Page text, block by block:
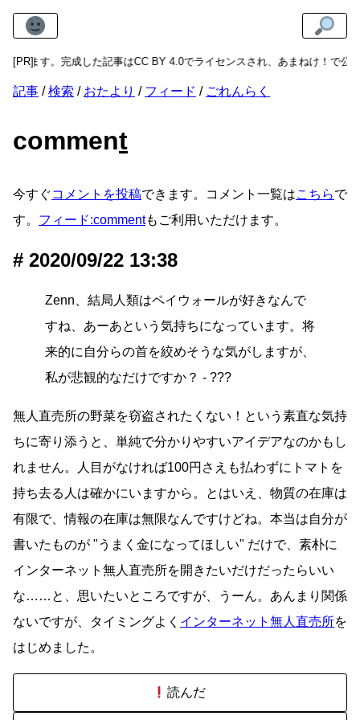
[PR]
できます。完成した記事はCC BY 4.0でライセンスされ、あまねけ！で公
記事 検索 おたより フィード ごれんらく
comment
今すぐコメントを投稿できます。コメント一覧はこちらで
す。 フィード:commentもご利用いただけます。
2020/09/22 13:38
Zenn、結局人類はペイウォールが好きなんで
すね、あーあという気持ちになっています。将
来的に自分らの首を絞めそうな気がしますが、
私が悲観的なだけですか？ - ???
無人直売所の野菜を窃盗されたくない！という素直な気持
ちに寄り添うと、単純で分かりやすいアイデアなのかもし
れません。人目がなければ100円さえも払わずにトマトを
持ち去る人は確かにいますから。とはいえ、物質の在庫は
有限で、情報の在庫は無限なんですけどね。本当は自分が
書いたものが
うまく金になってほしい
だけで、素朴に
インターネット無人直売所を開きたいだけだったらいい
な……と、思いたいところですが、うーん。あんまり関係
ないですが、タイミングよく インターネット無人直売所を
はじめました。
読んだ